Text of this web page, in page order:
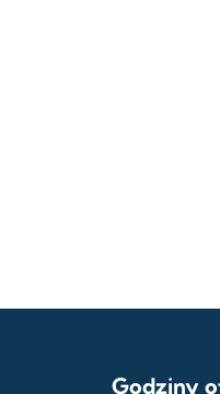
Godziny